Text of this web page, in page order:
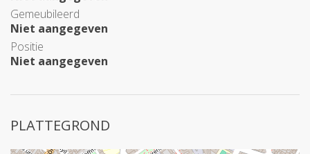
Gemeubileerd
Niet aangegeven
Positie
Niet aangegeven
PLATTEGROND